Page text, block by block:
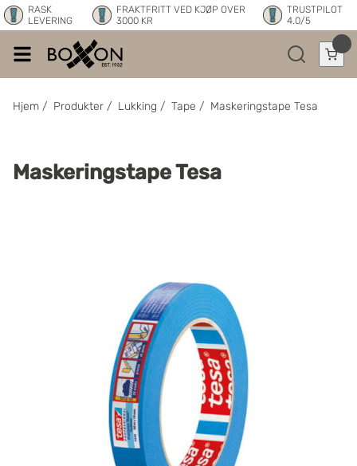
RASK
LEVERING
FRAKTFRITT VED KJØP OVER
3000 KR
TRUSTPILOT
4.0/5
Hjem / Produkter / Lukking / Tape / Maskeringstape Tesa
Maskeringstape Tesa